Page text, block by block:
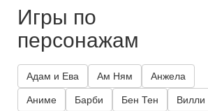
Игры по
персонажам
Адам и Ева Ам Ням Анжела
Аниме Барби Бен Тен Вилли